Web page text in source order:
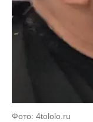
Фото: 4tololo.ru